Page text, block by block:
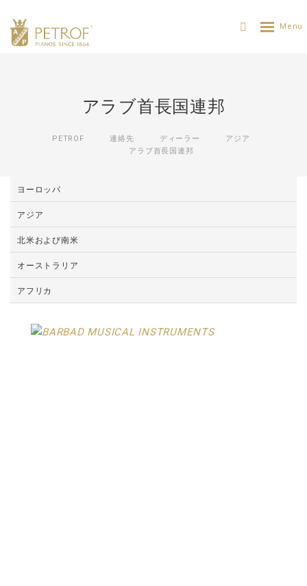
アラブ首長国連邦
PETROF 連絡先 ディーラー
アジア
アラブ首長国連邦
ヨーロッパ
アジア
北米および南米
オーストラリア
アフリカ